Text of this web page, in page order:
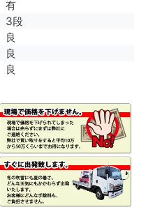
有
3段
良
良
良